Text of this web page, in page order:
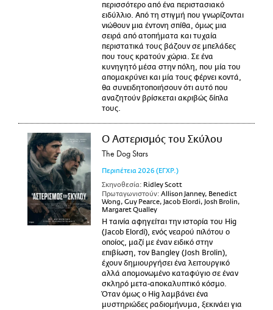
περισσότερο από ένα περιστασιακό
ειδύλλιο. Από τη στιγμή που γνωρίζονται
νιώθουν μια έντονη σπίθα, όμως μια
σειρά από ατοπήματα και τυχαία
περιστατικά τους βάζουν σε μπελάδες
που τους κρατούν χώρια. Σε ένα
κυνηγητό μέσα στην πόλη, που μία του
απομακρύνει και μία τους φέρνει κοντά,
θα συνειδητοποιήσουν ότι αυτό που
αναζητούν βρίσκεται ακριβώς δίπλα
τους.
Ο Αστερισμός του Σκύλου
The Dog Stars
Περιπέτεια 2026 (ΕΓΧΡ.)
Σκηνοθεσία: Ridley Scott
Πρωταγωνιστούν: Allison Janney, Benedict
Wong, Guy Pearce, Jacob Elordi, Josh Brolin,
Margaret Qualley
Η ταινία αφηγείται την ιστορία του Hig
(Jacob Elordi), ενός νεαρού πιλότου ο
οποίος, μαζί με έναν ειδικό στην
επιβίωση, τον Bangley (Josh Brolin),
έχουν δημιουργήσει ένα λειτουργικό
αλλά απομονωμένο καταφύγιο σε έναν
σκληρό μετα-αποκαλυπτικό κόσμο.
Όταν όμως ο Hig λαμβάνει ένα
μυστηριώδες ραδιομήνυμα, ξεκινάει για